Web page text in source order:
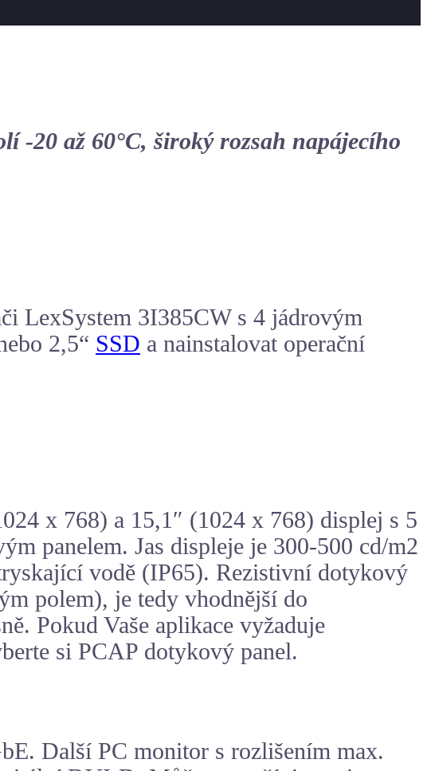
-20 až 60°C, široký rozsah napájecího
LexSystem 3I385CW s 4 jádrovým
2,5“ SSD a nainstalovat operační
x 768) a 15,1″ (1024 x 768) displej s 5
panelem. Jas displeje je 300-500 cd/m2
vodě (IP65). Rezistivní dotykový
polem), je tedy vhodnější do
Pokud Vaše aplikace vyžaduje
si PCAP dotykový panel.
Další PC monitor s rozlišením max.